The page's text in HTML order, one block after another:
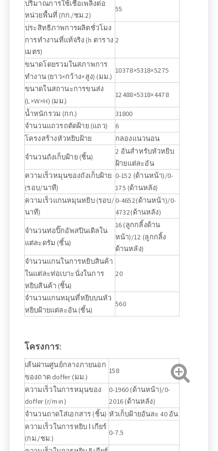
ปริมาณการใช้เชื้อเพลิงต่อ
หน่วยพื้นที่ (กก./ชม.2)
55
ประสิทธิภาพการผลิตชั่วโมง
การทำงานที่แท้จริง (h ตาราง
เมตร)
2
ขนาดโดยรวมในสภาพการ
ทำงาน (ยาว×กว้าง×สูง) (มม.)
10378×5318×5275
ขนาดในสถานะการขนส่ง
(L×W×H) (มม.)
12488×5318×4478
น้ำหนักรวม (กก.)
31800
จำนวนแถวรถตัดฝ้าย (แถว)
6
โครงสร้างหัวหยิบฝ้าย
กลองแนวนอน
จำนวนถังเก็บฝ้าย (ชิ้น)
2 อันสำหรับหัวหยิบ
ฝ้ายแต่ละอัน
ความเร็วหมุนของถังเก็บฝ้าย
(รอบ/นาที)
0-152 (ด้านหน้า)/0-
175 (ด้านหลัง)
ความเร็วแกนหมุนหยิบ (รอบ/
นาที)
0-4652(ด้านหน้า)/0-
4732(ด้านหลัง)
จำนวนท่อปิ๊กอัพสปินเดิลใน
แต่ละดรัม (ชิ้น)
16 (ลูกกลิ้งด้าน
หน้า)/12 (ลูกกลิ้ง
ด้านหลัง)
จำนวนแกนในการหยิบสินค้า
ในแต่ละท่อเบาะนั่งในการ
หยิบสินค้า (ชิ้น)
20
จำนวนแกนหมุนที่หยิบบนหัว
หยิบฝ้ายแต่ละอัน (ชิ้น)
560
โครงการ:
เส้นผ่านศูนย์กลางภายนอก
ของถาด doffer (มม.)
158
ความเร็วในการหมุนของ
doffer (r/min)
0-1960 (ด้านหน้า)/0-
2016 (ด้านหลัง)
จำนวนถาดใส่เอกสาร (ชิ้น) หัวเก็บฝ้ายอันละ 40 อัน
ความเร็วในการหยิบ Ⅰ เกียร์
(กม./ชม.)
0-7.5